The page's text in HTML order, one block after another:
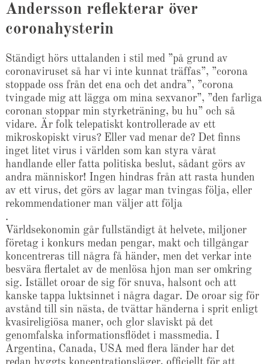
Andersson reflekterar över
coronahysterin
Ständigt hörs uttalanden i stil med ”på grund av
coronaviruset så har vi inte kunnat träffas”, ”corona
stoppade oss från det ena och det andra”, ”corona
tvingade mig att lägga om mina sexvanor”, ”den farliga
coronan stoppar min styrketräning, bu hu” och så
vidare. Är folk telepatiskt kontrollerade av ett
mikroskopiskt virus? Eller vad menar de? Det finns
inget litet virus i världen som kan styra vårat
handlande eller fatta politiska beslut, sådant görs av
andra människor! Ingen hindras från att rasta hunden
av ett virus, det görs av lagar man tvingas följa, eller
rekommendationer man väljer att följa
.
Världsekonomin går fullständigt åt helvete, miljoner
företag i konkurs medan pengar, makt och tillgångar
koncentreras till några få händer, men det verkar inte
besvära flertalet av de menlösa hjon man ser omkring
sig. Istället oroar de sig för snuva, halsont och att
kanske tappa luktsinnet i några dagar. De oroar sig för
avstånd till sin nästa, de tvättar händerna i sprit enligt
kvasireligiösa maner, och glor slaviskt på det
genomfalska informationsflödet i massmedia. I
Argentina, Canada, USA med flera länder har det